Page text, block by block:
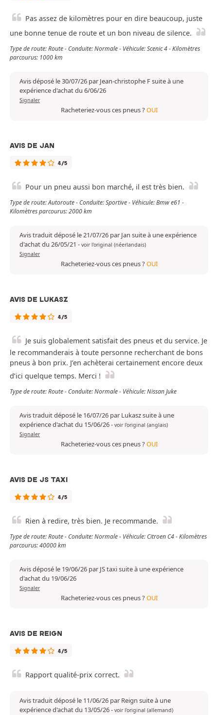
Pas assez de kilomètres pour en dire beaucoup, juste
une bonne tenue de route et un bon niveau de silence.
Type de route: Route - Conduite: Normale - Véhicule: Scenic 4 - Kilomètres
parcourus: 1000 km
Avis déposé le 30/07/26 par Jean-christophe F suite à une
expérience d'achat du 6/06/26
Signaler
Racheteriez-vous ces pneus ?OUI
AVIS DE JAN
4/5
Pour un pneu aussi bon marché, il est très bien.
Type de route: Autoroute - Conduite: Sportive - Véhicule: Bmw e61 -
Kilomètres parcourus: 2000 km
Avis traduit déposé le 21/07/26 par Jan suite à une expérience
d'achat du 26/05/21 - voir l'original (néerlandais)
Signaler
Racheteriez-vous ces pneus ?OUI
AVIS DE LUKASZ
4/5
Je suis globalement satisfait des pneus et du service. Je
le recommanderais à toute personne recherchant de bons
pneus à bon prix. J’en achèterai certainement encore deux
d’ici quelque temps. Merci !
Type de route: Route - Conduite: Normale - Véhicule: Nissan Juke
Avis traduit déposé le 16/07/26 par Lukasz suite à une
expérience d'achat du 15/06/26- voir l'original (anglais)
Signaler
Racheteriez-vous ces pneus ?OUI
AVIS DE JS TAXI
4/5
Rien à redire, très bien. Je recommande.
Type de route: Route - Conduite: Normale - Véhicule: Citroen C4 - Kilomètres
parcourus: 40000 km
Avis déposé le 19/06/26 par JS taxi suite à une expérience
d'achat du 19/06/26
Signaler
Racheteriez-vous ces pneus ?OUI
AVIS DE REIGN
4/5
Rapport qualité-prix correct.
Avis traduit déposé le 11/06/26 par Reign suite à une
expérience d'achat du 13/05/26- voir l'original (allemand)